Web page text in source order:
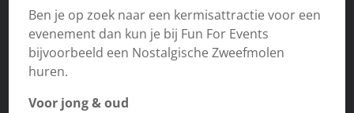
Ben je op zoek naar een kermisattractie voor een
evenement dan kun je bij Fun For Events
bijvoorbeeld een Nostalgische Zweefmolen
huren.
Voor jong & oud